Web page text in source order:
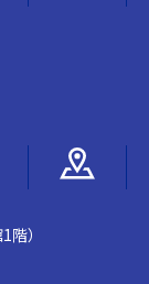
）